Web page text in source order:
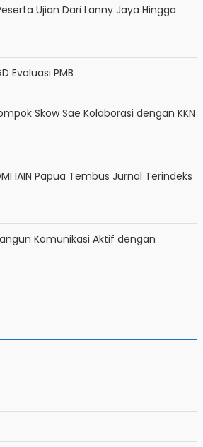
Ujian Dari Lanny Jaya Hingga
Evaluasi PMB
Skow Sae Kolaborasi dengan KKN
IAIN Papua Tembus Jurnal Terindeks
Komunikasi Aktif dengan